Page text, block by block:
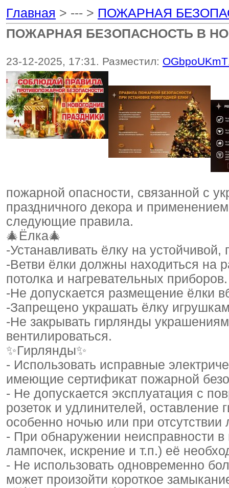
Главная > --- > ПОЖАРНАЯ
ПОЖАРНАЯ БЕЗОПАСНОСТЬ В
23-12-2025, 17:31. Разместил:
пожарной опасности, связанной с
праздничного декора и
следующие правила.
🎄Ёлка🎄
-Устанавливать ёлку на устойчивой,
-Ветви ёлки должны находиться на
потолка и нагревательных приборов.
-Не допускается размещение ёлки
-Запрещено украшать ёлку
-Не закрывать гирлянды
вентилироваться.
✨Гирлянды✨
- Использовать исправные
имеющие сертификат пожарной
- Не допускается эксплуатация с
розеток и удлинителей,
особенно ночью или при
- При обнаружении неисправности в
лампочек, искрение и т.п.) её
- Не использовать одновременно
может произойти короткое